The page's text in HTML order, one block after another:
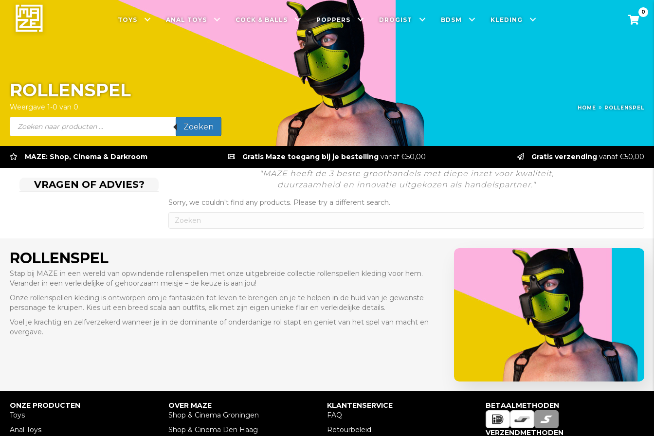
TOYS ANAL TOYS COCK & BALLS POPPERS DROGIST BDSM KLEDING
0
ROLLENSPEL
Weergave 1-0 van 0.
Producten
zoeken Zoeken
HOME » ROLLENSPEL
MAZE: Shop, Cinema & Darkroom Gratis Maze toegang bij je bestellingvanaf €50,00 Gratis verzendingvanaf €50,00
VRAGEN OF ADVIES?
"MAZE heeft de 3 beste groothandels met diepe inzet voor kwaliteit,
duurzaamheid en innovatie uitgekozen als handelspartner."
Sorry, we couldn't find any products. Please try a different search.
ROLLENSPEL
Stap bij MAZE in een wereld van opwindende rollenspellen met onze uitgebreide collectie rollenspellen kleding voor hem.
Verander in een verleidelijke of gehoorzaam meisje – de keuze is aan jou!
Onze rollenspellen kleding is ontworpen om je fantasieën tot leven te brengen en je te helpen in de huid van je gewenste
personage te kruipen. Kies uit een breed scala aan outfits, elk met zijn eigen unieke flair en verleidelijke details.
Voel je krachtig en zelfverzekerd wanneer je in de dominante of onderdanige rol stapt en geniet van het spel van macht en
overgave.
ONZE PRODUCTEN
Toys
Anal Toys
OVER MAZE
Shop & Cinema Groningen
Shop & Cinema Den Haag
KLANTENSERVICE
FAQ
Retourbeleid
BETAALMETHODEN
VERZENDMETHODEN